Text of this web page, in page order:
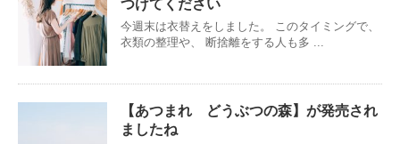
つけてください
今週末は衣替えをしました。 このタイミングで、
衣類の整理や、 断捨離をする人も多 ...
【あつまれ どうぶつの森】が発売され
ましたね